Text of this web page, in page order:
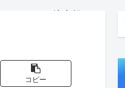
注意報）
コピー